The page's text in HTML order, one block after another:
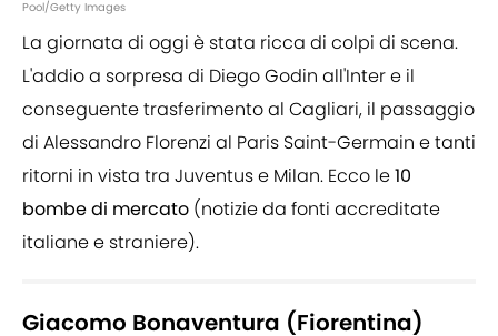
Pool/Getty Images
La giornata di oggi è stata ricca di colpi di scena.
L'addio a sorpresa di Diego Godin all'Inter e il
conseguente trasferimento al Cagliari, il passaggio
di Alessandro Florenzi al Paris Saint-Germain e tanti
ritorni in vista tra Juventus e Milan. Ecco le10
bombe di mercato (notizie da fonti accreditate
italiane e straniere).
Giacomo Bonaventura (Fiorentina)